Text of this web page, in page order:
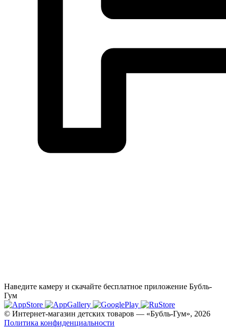
Наведите камеру и скачайте бесплатное приложение Бубль-
Гум
© Интернет-магазин детских товаров — «Бубль-Гум», 2026
Политика конфиденциальности